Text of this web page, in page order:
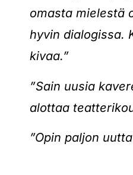
omasta mielestä
hyvin dialogissa.
kivaa.”
”Sain uusia
alottaa
”Opin paljon